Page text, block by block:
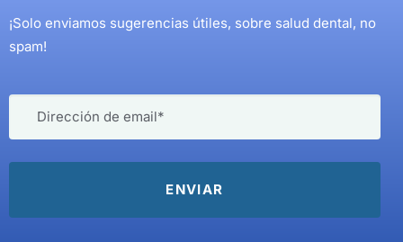
¡Solo enviamos sugerencias útiles, sobre salud dental, no
spam!